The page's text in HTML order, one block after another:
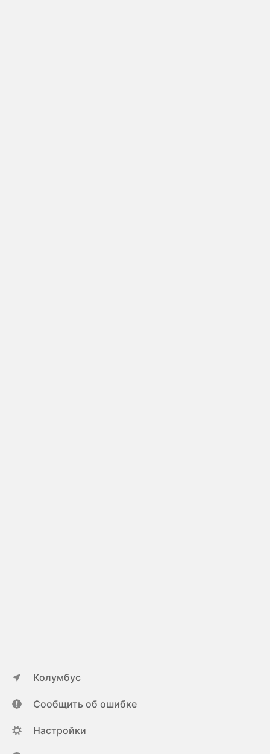
Колумбус
Сообщить об ошибке
Настройки